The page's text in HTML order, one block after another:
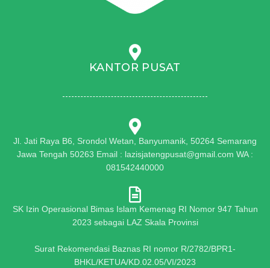
KANTOR PUSAT
Jl. Jati Raya B6, Srondol Wetan, Banyumanik, 50264 Semarang
Jawa Tengah 50263 Email : lazisjatengpusat@gmail.com WA :
081542440000
SK Izin Operasional Bimas Islam Kemenag RI Nomor 947 Tahun
2023 sebagai LAZ Skala Provinsi
Surat Rekomendasi Baznas RI nomor R/2782/BPR1-
BHKL/KETUA/KD.02.05/VI/2023